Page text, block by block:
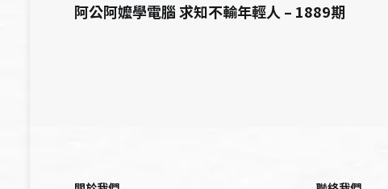
阿公阿嬤學電腦 求知不輸年輕人 – 1889期